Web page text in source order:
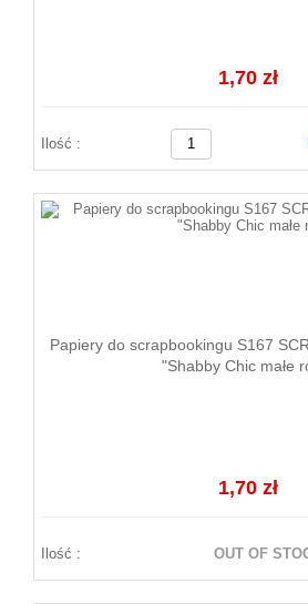
1,70 zł
Ilość :
Papiery do scrapbookingu S167
"Shabby Chic małe
1,70 zł
Ilość : OUT OF